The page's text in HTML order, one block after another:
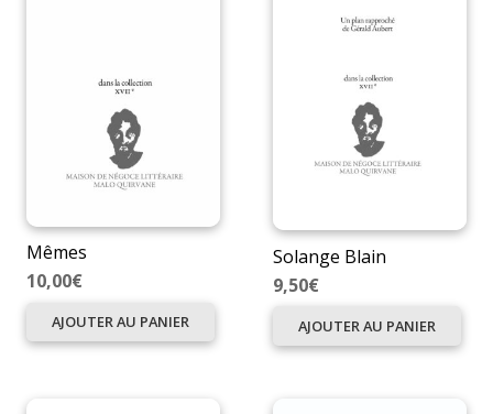
Mêmes
10,00€
AJOUTER AU PANIER
Solange Blain
9,50€
AJOUTER AU PANIER